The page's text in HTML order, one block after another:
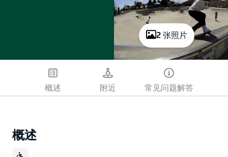
2 张照片
概述 附近 常见问题解答
概述